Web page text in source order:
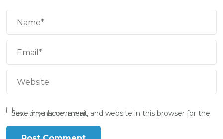
Save my name, email, and website in this browser for the next time I comment.